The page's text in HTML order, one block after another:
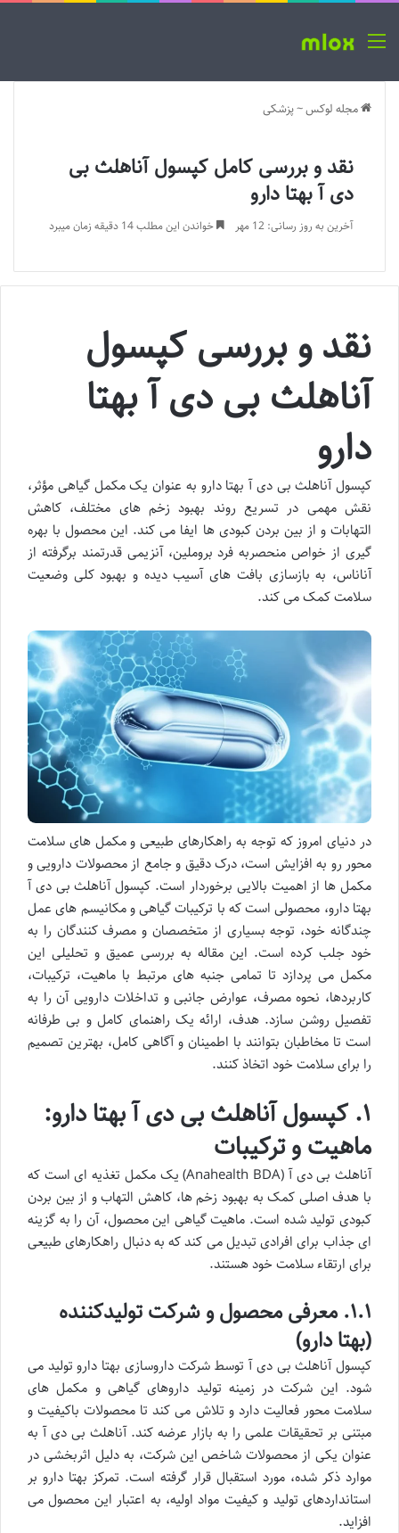
منو
مجله لوکس~پزشکی
نقد و بررسی کامل کپسول آناهلث بی
دی آ بهتا دارو
آخرین به روز رسانی: 12 مهر خواندن این مطلب 14 دقیقه زمان میبرد
نقد و بررسی کپسول
آناهلث بی دی آ بهتا
دارو
کپسول آناهلث بی دی آ بهتا دارو به عنوان یک مکمل گیاهی مؤثر،
نقش مهمی در تسریع روند بهبود زخم های مختلف، کاهش
التهابات و از بین بردن کبودی ها ایفا می کند. این محصول با بهره
گیری از خواص منحصربه فرد بروملین، آنزیمی قدرتمند برگرفته از
آناناس، به بازسازی بافت های آسیب دیده و بهبود کلی وضعیت
سلامت کمک می کند.
در دنیای امروز که توجه به راهکارهای طبیعی و مکمل های سلامت
محور رو به افزایش است، درک دقیق و جامع از محصولات دارویی و
مکمل ها از اهمیت بالایی برخوردار است. کپسول آناهلث بی دی آ
بهتا دارو، محصولی است که با ترکیبات گیاهی و مکانیسم های عمل
چندگانه خود، توجه بسیاری از متخصصان و مصرف کنندگان را به
خود جلب کرده است. این مقاله به بررسی عمیق و تحلیلی این
مکمل می پردازد تا تمامی جنبه های مرتبط با ماهیت، ترکیبات،
کاربردها، نحوه مصرف، عوارض جانبی و تداخلات دارویی آن را به
تفصیل روشن سازد. هدف، ارائه یک راهنمای کامل و بی طرفانه
است تا مخاطبان بتوانند با اطمینان و آگاهی کامل، بهترین تصمیم
را برای سلامت خود اتخاذ کنند.
۱. کپسول آناهلث بی دی آ بهتا دارو:
ماهیت و ترکیبات
آناهلث بی دی آ (Anahealth BDA) یک مکمل تغذیه ای است که
با هدف اصلی کمک به بهبود زخم ها، کاهش التهاب و از بین بردن
کبودی تولید شده است. ماهیت گیاهی این محصول، آن را به گزینه
ای جذاب برای افرادی تبدیل می کند که به دنبال راهکارهای طبیعی
برای ارتقاء سلامت خود هستند.
۱.۱. معرفی محصول و شرکت تولیدکننده
(بهتا دارو)
کپسول آناهلث بی دی آ توسط شرکت داروسازی بهتا دارو تولید می
شود. این شرکت در زمینه تولید داروهای گیاهی و مکمل های
سلامت محور فعالیت دارد و تلاش می کند تا محصولات باکیفیت و
مبتنی بر تحقیقات علمی را به بازار عرضه کند. آناهلث بی دی آ به
عنوان یکی از محصولات شاخص این شرکت، به دلیل اثربخشی در
موارد ذکر شده، مورد استقبال قرار گرفته است. تمرکز بهتا دارو بر
استانداردهای تولید و کیفیت مواد اولیه، به اعتبار این محصول می
افزاید.